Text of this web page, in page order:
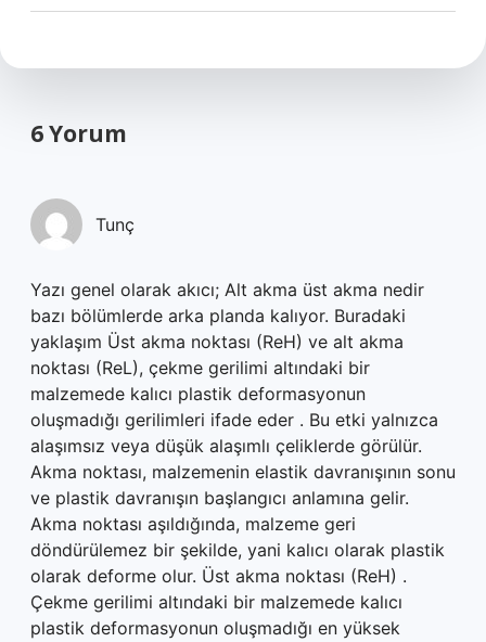
6 Yorum
Tunç
Yazı genel olarak akıcı; Alt akma üst akma nedir
bazı bölümlerde arka planda kalıyor. Buradaki
yaklaşım Üst akma noktası (ReH) ve alt akma
noktası (ReL), çekme gerilimi altındaki bir
malzemede kalıcı plastik deformasyonun
oluşmadığı gerilimleri ifade eder . Bu etki yalnızca
alaşımsız veya düşük alaşımlı çeliklerde görülür.
Akma noktası, malzemenin elastik davranışının sonu
ve plastik davranışın başlangıcı anlamına gelir.
Akma noktası aşıldığında, malzeme geri
döndürülemez bir şekilde, yani kalıcı olarak plastik
olarak deforme olur. Üst akma noktası (ReH) .
Çekme gerilimi altındaki bir malzemede kalıcı
plastik deformasyonun oluşmadığı en yüksek